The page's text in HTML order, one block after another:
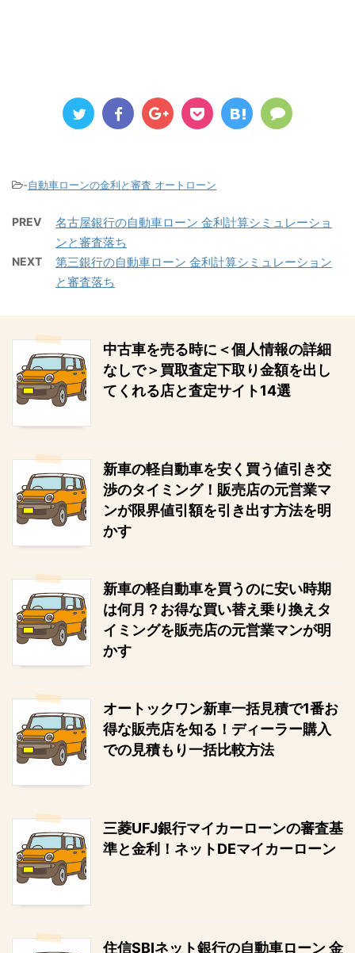
-自動車ローンの金利と審査 オートローン
PREV
名古屋銀行の自動車ローン 金利計算シミュレーショ
ンと審査落ち
NEXT
第三銀行の自動車ローン 金利計算シミュレーション
と審査落ち
中古車を売る時に＜個人情報の詳細
なしで＞買取査定下取り金額を出し
てくれる店と査定サイト14選
新車の軽自動車を安く買う値引き交
渉のタイミング！販売店の元営業マ
ンが限界値引額を引き出す方法を明
かす
新車の軽自動車を買うのに安い時期
は何月？お得な買い替え乗り換えタ
イミングを販売店の元営業マンが明
かす
オートックワン新車一括見積で1番お
得な販売店を知る！ディーラー購入
での見積もり一括比較方法
三菱UFJ銀行マイカーローンの審査基
準と金利！ネットDEマイカーローン
住信SBIネット銀行の自動車ローン 金